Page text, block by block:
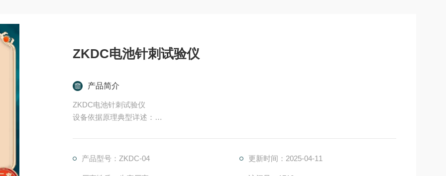
ZKDC电池针刺试验仪
产品简介
ZKDC电池针刺试验仪
设备依据原理典型详述：
试验应在20℃&amp;#177;5℃的环境温度下进行，将接有热电偶的电池（热电偶的触点
产品型号：ZKDC-04 更新时间：2025-04-11